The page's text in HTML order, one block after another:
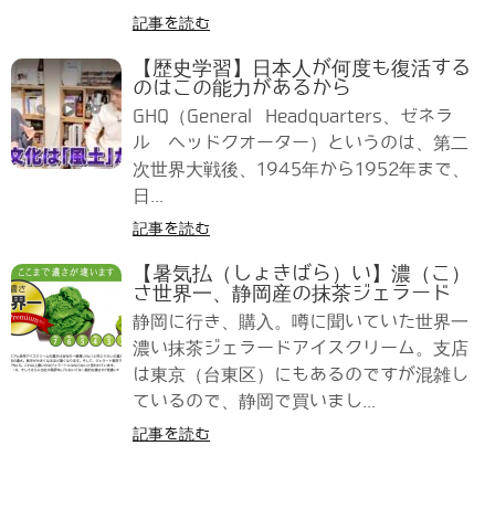
記事を読む
【歴史学習】日本人が何度も復活する
のはこの能力があるから
GHQ（General Headquarters、ゼネラ
ル ヘッドクオーター）というのは、第二
次世界大戦後、1945年から1952年まで、
日...
記事を読む
【暑気払（しょきばら）い】濃（こ）
さ世界一、静岡産の抹茶ジェラード
静岡に行き、購入。噂に聞いていた世界一
濃い抹茶ジェラードアイスクリーム。支店
は東京（台東区）にもあるのですが混雑し
ているので、静岡で買いまし...
記事を読む